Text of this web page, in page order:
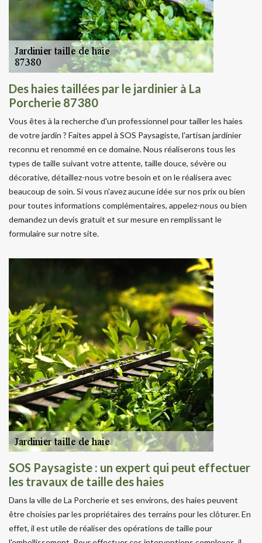
Des haies taillées par le jardinier à La
Porcherie 87380
Vous êtes à la recherche d'un professionnel pour tailler les haies
de votre jardin ? Faites appel à SOS Paysagiste, l'artisan jardinier
reconnu et renommé en ce domaine. Nous réaliserons tous les
types de taille suivant votre attente, taille douce, sévère ou
décorative, détaillez-nous votre besoin et on le réalisera avec
beaucoup de soin. Si vous n'avez aucune idée sur nos prix ou bien
pour toutes informations complémentaires, appelez-nous ou bien
demandez un devis gratuit et sur mesure en remplissant le
formulaire sur notre site.
SOS Paysagiste : un expert qui peut effectuer
les travaux de taille des haies
Dans la ville de La Porcherie et ses environs, des haies peuvent
être choisies par les propriétaires des terrains pour les clôturer. En
effet, il est utile de réaliser des opérations de taille pour